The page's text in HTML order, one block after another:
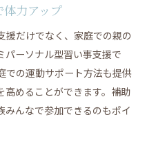
力アップ
援だけでなく、家庭での親の
パーソナル型習い事支援で
での運動サポート方法も提供
高めることができます。補助
んなで参加できるのもポイ